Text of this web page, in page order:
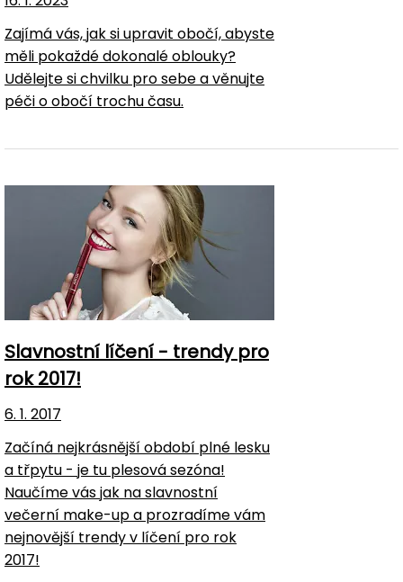
Zajímá vás, jak si upravit obočí, abyste
měli pokaždé dokonalé oblouky?
Udělejte si chvilku pro sebe a věnujte
péči o obočí trochu času.
Slavnostní líčení - trendy pro
rok 2017!
6. 1. 2017
Začíná nejkrásnější období plné lesku
a třpytu - je tu plesová sezóna!
Naučíme vás jak na slavnostní
večerní make-up a prozradíme vám
nejnovější trendy v líčení pro rok
2017!